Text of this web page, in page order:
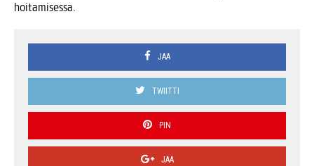
hoitamisessa.
JAA
TWIITTI
PIN
JAA